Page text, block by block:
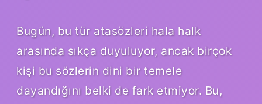
Bugün, bu tür atasözleri hala halk
arasında sıkça duyuluyor, ancak birçok
kişi bu sözlerin dini bir temele
dayandığını belki de fark etmiyor. Bu,